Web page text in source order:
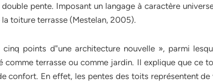
pente. Imposant un langage à caractère
toiture terrasse (Mestelan, 2005).
points d‟une architecture nouvelle », parmi
comme terrasse ou comme jardin. Il explique que ce
confort. En effet, les pentes des toits représentent de